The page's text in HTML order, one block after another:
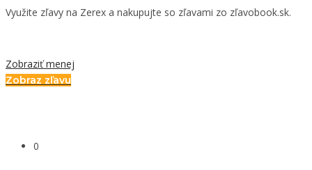
Využite zľavy na Zerex a nakupujte so zľavami zo zľavobook.sk.
Zobraziť menej
Zobraz zľavu
0